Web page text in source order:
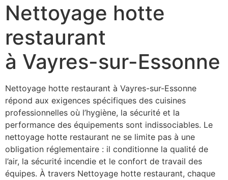
Nettoyage hotte
restaurant
à Vayres-sur-Essonne
Nettoyage hotte restaurant à Vayres-sur-Essonne
répond aux exigences spécifiques des cuisines
professionnelles où l’hygiène, la sécurité et la
performance des équipements sont indissociables. Le
nettoyage hotte restaurant ne se limite pas à une
obligation réglementaire : il conditionne la qualité de
l’air, la sécurité incendie et le confort de travail des
équipes. À travers Nettoyage hotte restaurant, chaque